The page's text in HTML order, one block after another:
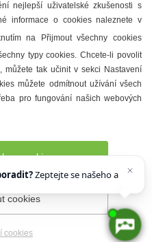
a galerie
webu
nejlepší uživatelské zkušenosti s
informace o cookies naleznete v
na Přijmout všechny cookies
typy cookies. Chcete-li povolit
můžete tak učinit v sekci Nastavení
můžete odmítnout užívání všech
pro fungování našich webových
cookies
cookies
cookies